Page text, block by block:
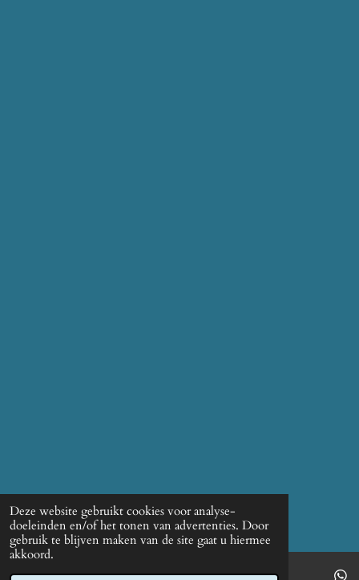
Deze website gebruikt cookies voor analyse-
doeleinden en/of het tonen van advertenties. Door
gebruik te blijven maken van de site gaat u hiermee
akkoord.